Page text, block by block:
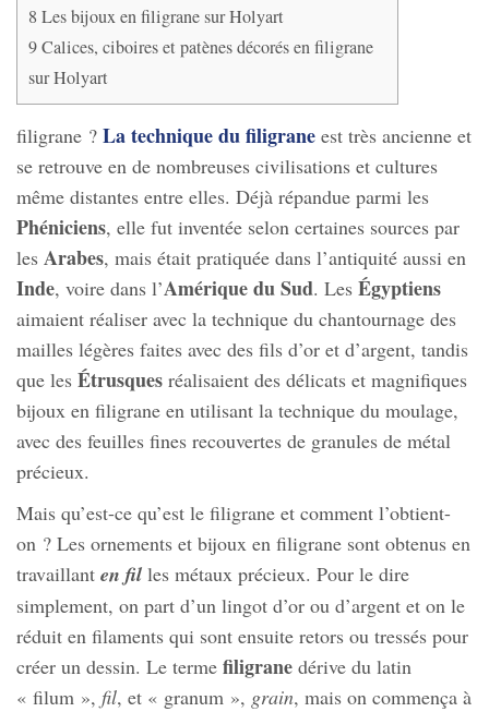
8 Les bijoux en filigrane sur Holyart
9Calices, ciboires et patènes décorés en filigrane
sur Holyart
filigrane ? La technique du filigrane est très ancienne et
se retrouve en de nombreuses civilisations et cultures
même distantes entre elles. Déjà répandue parmi les
Phéniciens, elle fut inventée selon certaines sources par
les Arabes, mais était pratiquée dans l’antiquité aussi en
Inde, voire dans l’Amérique du Sud. Les Égyptiens
aimaient réaliser avec la technique du chantournage des
mailles légères faites avec des fils d’or et d’argent, tandis
que les Étrusques réalisaient des délicats et magnifiques
bijoux en filigrane en utilisant la technique du moulage,
avec des feuilles fines recouvertes de granules de métal
précieux.
Mais qu’est-ce qu’est le filigrane et comment l’obtient-
on ? Les ornements et bijoux en filigrane sont obtenus en
travaillant en fil les métaux précieux. Pour le dire
simplement, on part d’un lingot d’or ou d’argent et on le
réduit en filaments qui sont ensuite retors ou tressés pour
créer un dessin. Le terme filigrane dérive du latin
« filum », fil, et « granum », grain, mais on commença à